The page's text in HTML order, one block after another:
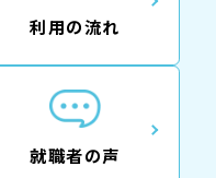
利用の流れ
就職者の声